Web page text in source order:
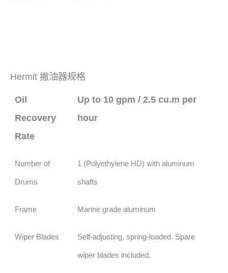
Hermit 撇油器规格
Oil
Recovery
Rate
Up to 10 gpm / 2.5 cu.m per
hour
Number of
Drums
1 (Polyethylene HD) with aluminum
shafts
Frame Marine grade aluminum
Wiper Blades Self-adjusting, spring-loaded. Spare
wiper blades included.